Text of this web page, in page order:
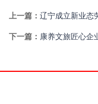
上一篇： 辽宁成立新业态
下一篇： 康养文旅匠心企